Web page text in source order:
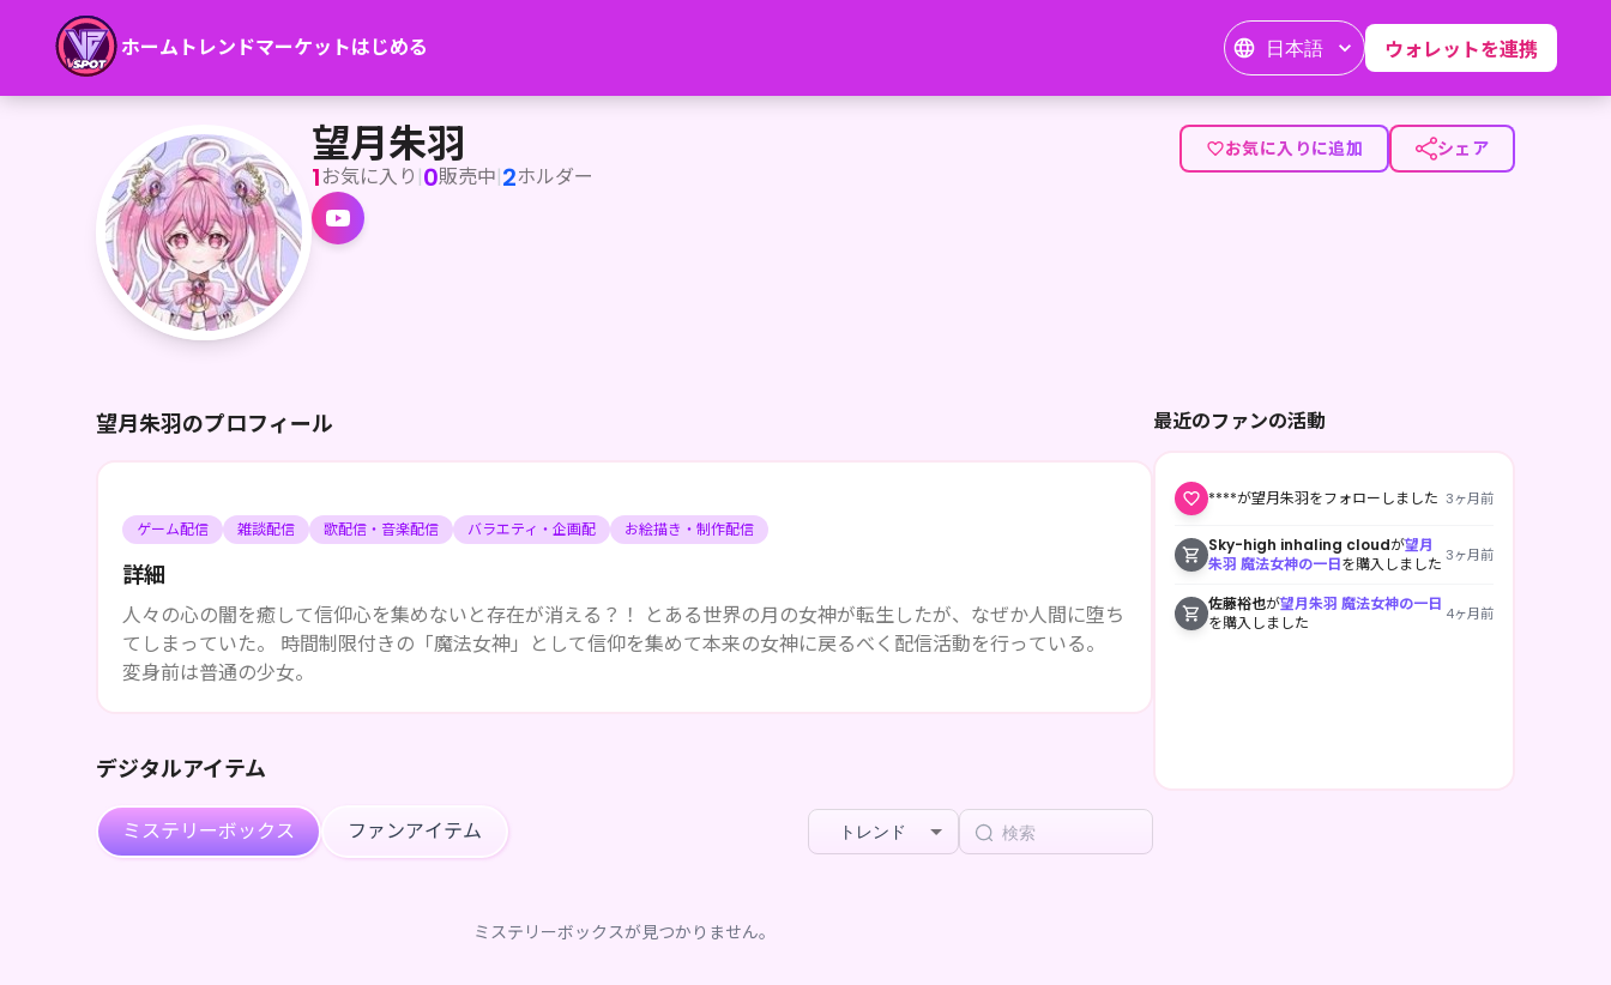
ホーム トレンドマーケットはじめる 日本語 ウォレットを連携
望月朱羽
人々の心の闇を癒して信仰心を集めないと存在が消える？！ とある世界の月の女神が転生したが、なぜか人間に堕ちてしまっていた。 時間制限付きの「魔法女神」として信仰を集めて
望月朱羽
1お気に入り |0販売中|2ホルダー
お気に入りに追加 シェア
望月朱羽のプロフィール
ゲーム配信 雑談配信 歌配信・音楽配信 バラエティ・企画配 お絵描き・制作配信
詳細
人々の心の闇を癒して信仰心を集めないと存在が消える？！ とある世界の月の女神が転生したが、なぜか人間に堕ち
てしまっていた。 時間制限付きの「魔法女神」として信仰を集めて本来の女神に戻るべく配信活動を行っている。
変身前は普通の少女。
デジタルアイテム
ミステリーボックス ファンアイテム トレンド
ミステリーボックスが見つかりません。
最近のファンの活動
****が望月朱羽をフォローしました 3ヶ月前
Sky-high inhaling cloudが望月
朱羽 魔法女神の一日を購入しました 3ヶ月前
佐藤裕也が望月朱羽 魔法女神の一日
を購入しました
4ヶ月前